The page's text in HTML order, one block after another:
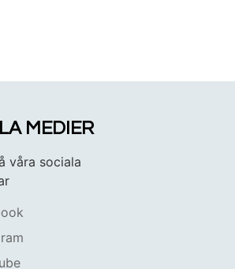
MEDIER
våra sociala